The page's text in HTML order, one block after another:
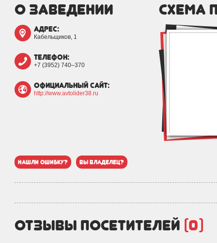
о заведении
адрес:
Кабельщиков, 1
телефон:
+7 (3952) 740‒370
официальный сайт:
http://www.avtolider38.ru
схема
нашли ошибку? вы владелец?
отзывы посетителей (0)